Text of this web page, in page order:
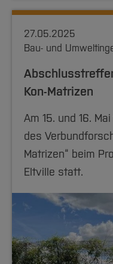
27.05.2025
Bau- und
Kon-Matrizen
Am 15. und 16.
des
Matrizen“ beim
Eltville statt.